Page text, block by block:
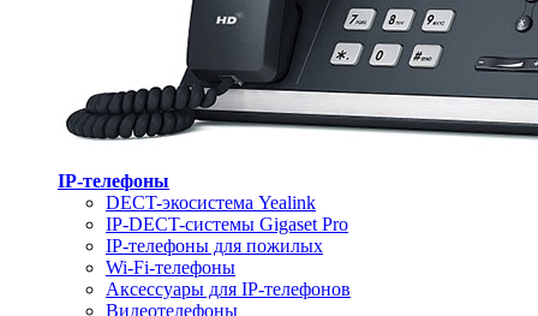
IP-телефоны
DECT-экосистема Yealink
IP-DECT-системы Gigaset Pro
IP-телефоны для пожилых
Wi-Fi-телефоны
Аксессуары для IP-телефонов
Видеотелефоны